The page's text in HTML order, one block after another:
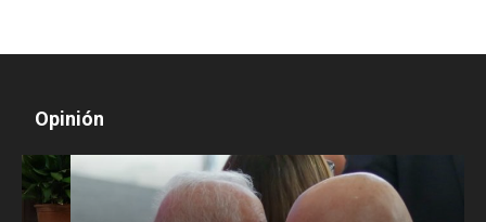
Opinión